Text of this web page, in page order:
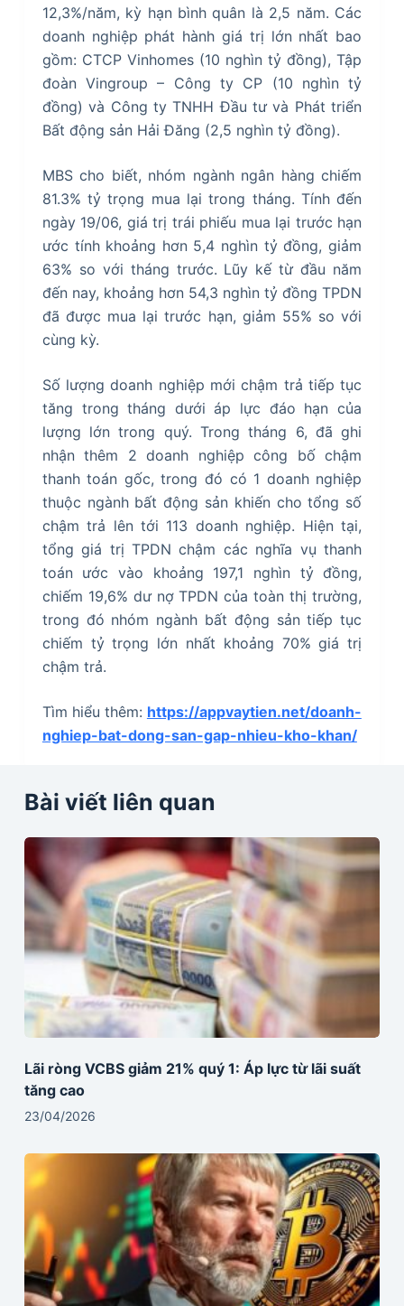
12,3%/năm, kỳ hạn bình quân là 2,5 năm. Các
doanh nghiệp phát hành giá trị lớn nhất bao
gồm: CTCP Vinhomes (10 nghìn tỷ đồng), Tập
đoàn Vingroup – Công ty CP (10 nghìn tỷ
đồng) và Công ty TNHH Đầu tư và Phát triển
Bất động sản Hải Đăng (2,5 nghìn tỷ đồng).
MBS cho biết, nhóm ngành ngân hàng chiếm
81.3% tỷ trọng mua lại trong tháng. Tính đến
ngày 19/06, giá trị trái phiếu mua lại trước hạn
ước tính khoảng hơn 5,4 nghìn tỷ đồng, giảm
63% so với tháng trước. Lũy kế từ đầu năm
đến nay, khoảng hơn 54,3 nghìn tỷ đồng TPDN
đã được mua lại trước hạn, giảm 55% so với
cùng kỳ.
Số lượng doanh nghiệp mới chậm trả tiếp tục
tăng trong tháng dưới áp lực đáo hạn của
lượng lớn trong quý. Trong tháng 6, đã ghi
nhận thêm 2 doanh nghiệp công bố chậm
thanh toán gốc, trong đó có 1 doanh nghiệp
thuộc ngành bất động sản khiến cho tổng số
chậm trả lên tới 113 doanh nghiệp. Hiện tại,
tổng giá trị TPDN chậm các nghĩa vụ thanh
toán ước vào khoảng 197,1 nghìn tỷ đồng,
chiếm 19,6% dư nợ TPDN của toàn thị trường,
trong đó nhóm ngành bất động sản tiếp tục
chiếm tỷ trọng lớn nhất khoảng 70% giá trị
chậm trả.
Tìm hiểu thêm: https://appvaytien.net/doanh-
nghiep-bat-dong-san-gap-nhieu-kho-khan/
Bài viết liên quan
Lãi ròng VCBS giảm 21% quý 1: Áp lực từ lãi suất
tăng cao
23/04/2026